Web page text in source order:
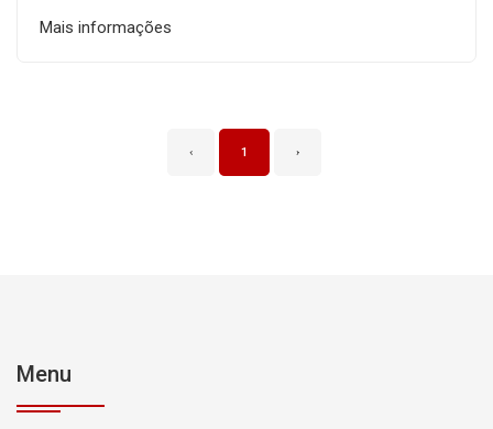
Mais informações
‹ 1 ›
Menu